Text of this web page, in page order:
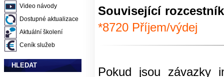
Video návody
Dostupné aktualizace
Aktuální školení
Ceník služeb
HLEDAT
Související
*8720 Příjem/výdej
Pokud jsou závazky